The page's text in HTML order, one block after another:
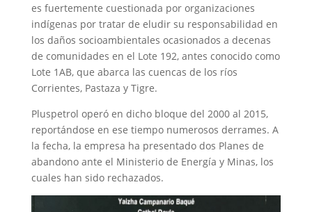
es fuertemente cuestionada por organizaciones
indígenas por tratar de eludir su responsabilidad en
los daños socioambientales ocasionados a decenas
de comunidades en el Lote 192, antes conocido como
Lote 1AB, que abarca las cuencas de los ríos
Corrientes, Pastaza y Tigre.
Pluspetrol operó en dicho bloque del 2000 al 2015,
reportándose en ese tiempo numerosos derrames. A
la fecha, la empresa ha presentado dos Planes de
abandono ante el Ministerio de Energía y Minas, los
cuales han sido rechazados.